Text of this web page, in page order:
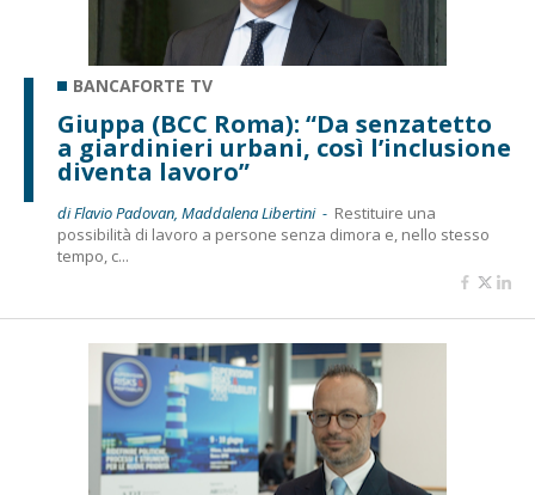
BANCAFORTE TV
Giuppa (BCC Roma): “Da senzatetto
a giardinieri urbani, così l’inclusione
diventa lavoro”
di Flavio Padovan, Maddalena Libertini - Restituire una
possibilità di lavoro a persone senza dimora e, nello stesso
tempo, c...